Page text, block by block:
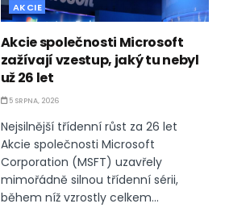
AKCIE
Akcie společnosti Microsoft
zažívají vzestup, jaký tu nebyl
už 26 let
5 SRPNA, 2026
Nejsilnější třídenní růst za 26 let
Akcie společnosti Microsoft
Corporation (MSFT) uzavřely
mimořádně silnou třídenní sérii,
během níž vzrostly celkem...